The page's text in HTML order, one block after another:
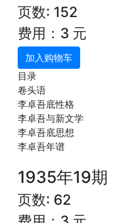
页数: 152
费用：3 元
加入购物车
目录
卷头语
李卓吾底性格
李卓吾与新文学
李卓吾底思想
李卓吾年谱
1935年19期
页数: 62